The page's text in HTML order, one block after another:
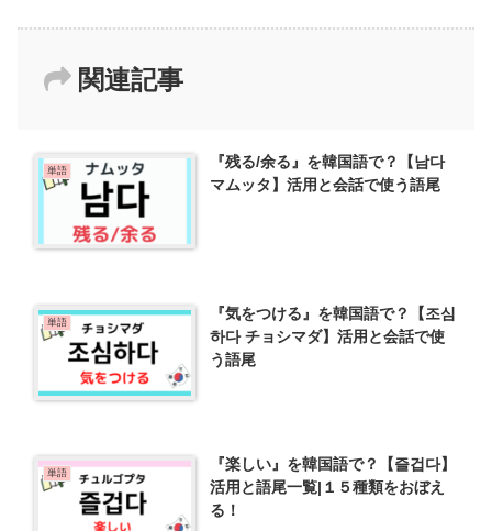
関連記事
単語
『残る/余る』を韓国語で？【남다
マムッタ】活用と会話で使う語尾
単語
『気をつける』を韓国語で？【조심
하다 チョシマダ】活用と会話で使
う語尾
単語
『楽しい』を韓国語で？【즐겁다】
活用と語尾一覧|１５種類をおぼえ
る！